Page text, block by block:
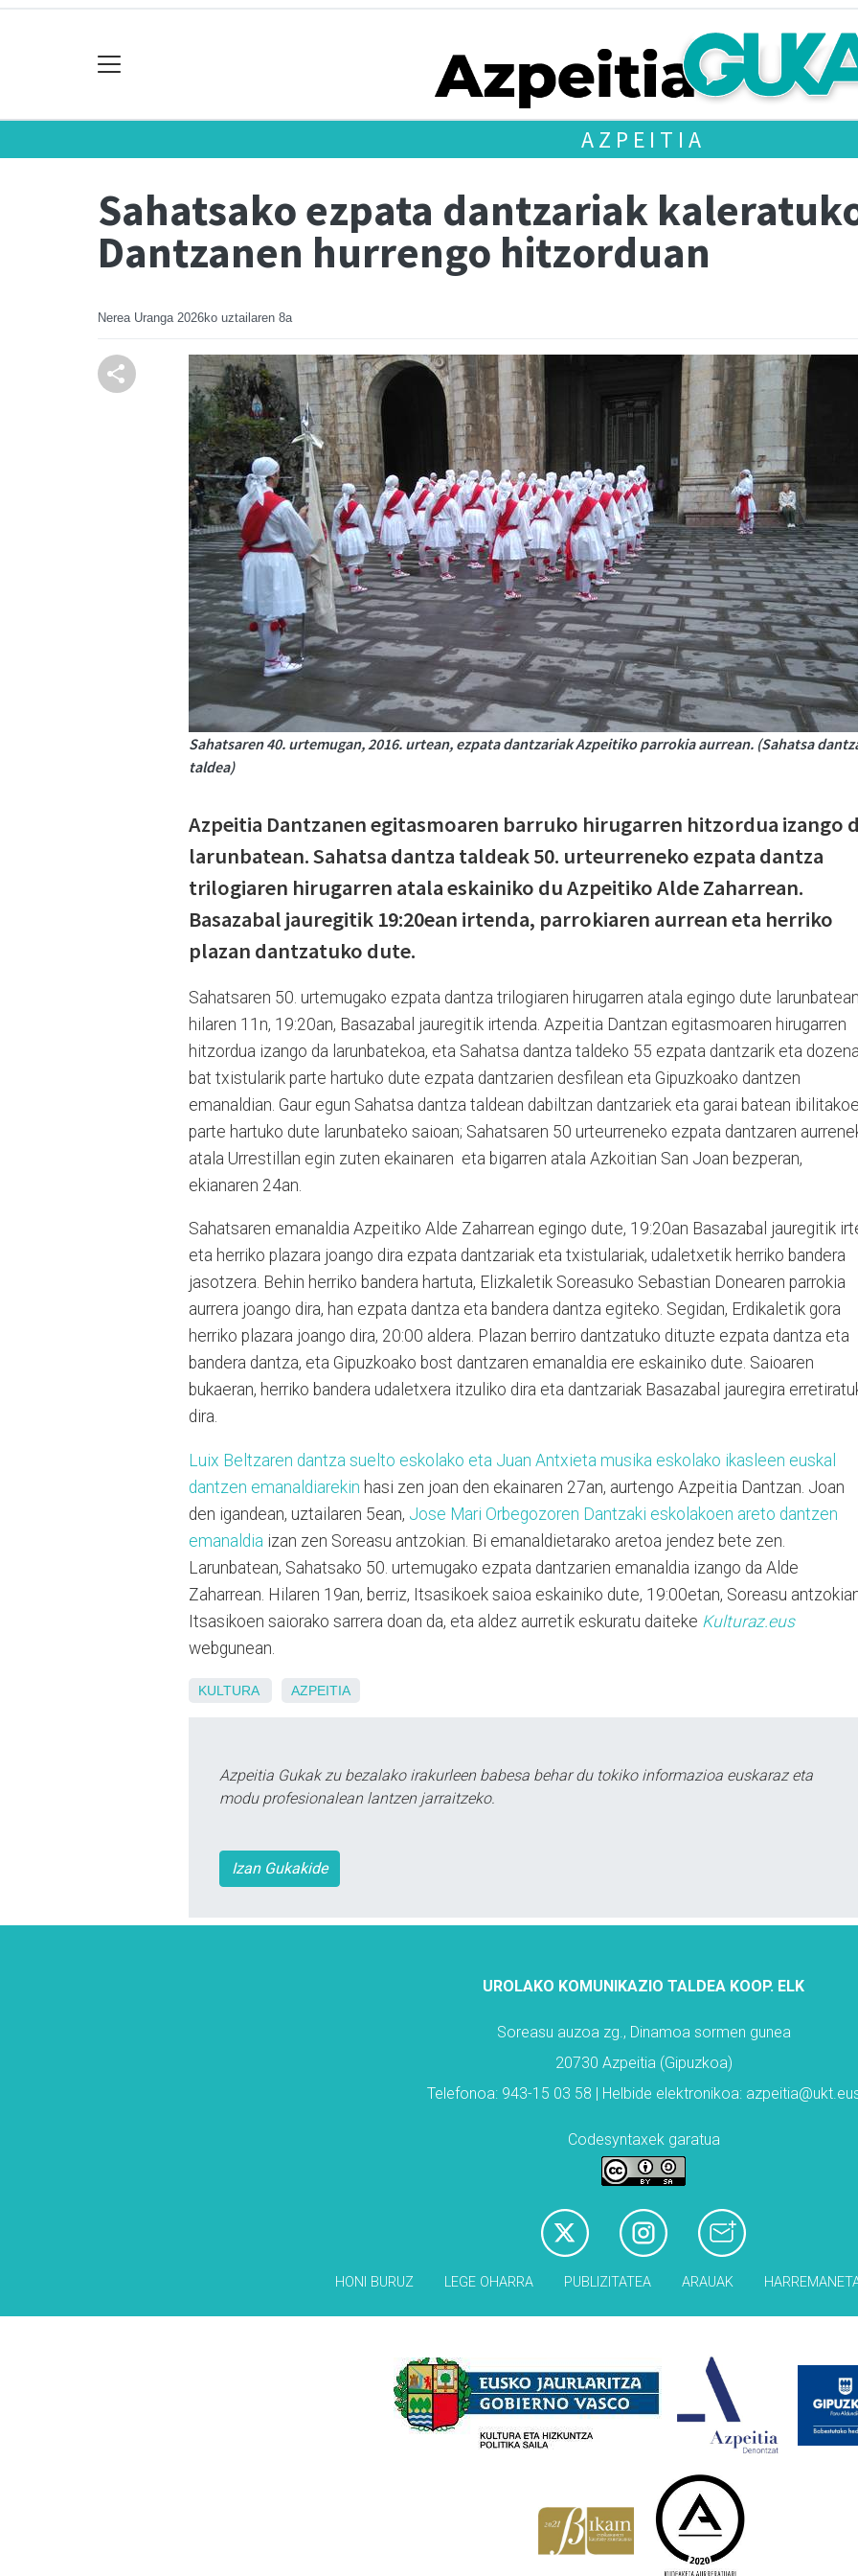
AZPEITIA
Sahatsako ezpata dantzariak
Dantzanen hurrengo hitzorduan
Nerea Uranga 2026ko uztailaren 8a
Sahatsaren 40. urtemugan, 2016. urtean, ezpata dantzariak Azpeitiko parrokia aurrean. (Sahatsa
taldea)
Azpeitia Dantzanen egitasmoaren barruko hirugarren hitzordua izango
larunbatean. Sahatsa dantza taldeak 50. urteurreneko ezpata dantza
trilogiaren hirugarren atala eskainiko du Azpeitiko Alde Zaharrean.
Basazabal jauregitik 19:20ean irtenda, parrokiaren aurrean eta herriko
plazan dantzatuko dute.
Sahatsaren 50. urtemugako ezpata dantza trilogiaren hirugarren atala egingo dute
hilaren 11n, 19:20an, Basazabal jauregitik irtenda. Azpeitia Dantzan egitasmoaren hirugarren
hitzordua izango da larunbatekoa, eta Sahatsa dantza taldeko 55 ezpata dantzarik eta
bat txistularik parte hartuko dute ezpata dantzarien desfilean eta Gipuzkoako dantzen
emanaldian. Gaur egun Sahatsa dantza taldean dabiltzan dantzariek eta garai batean
parte hartuko dute larunbateko saioan; Sahatsaren 50 urteurreneko ezpata dantzaren
atala Urrestillan egin zuten ekainaren eta bigarren atala Azkoitian San Joan bezperan,
ekianaren 24an.
Sahatsaren emanaldia Azpeitiko Alde Zaharrean egingo dute, 19:20an Basazabal jauregitik
eta herriko plazara joango dira ezpata dantzariak eta txistulariak, udaletxetik herriko bandera
jasotzera. Behin herriko bandera hartuta, Elizkaletik Soreasuko Sebastian Donearen parrokia
aurrera joango dira, han ezpata dantza eta bandera dantza egiteko. Segidan, Erdikaletik gora
herriko plazara joango dira, 20:00 aldera. Plazan berriro dantzatuko dituzte ezpata dantza eta
bandera dantza, eta Gipuzkoako bost dantzaren emanaldia ere eskainiko dute. Saioaren
bukaeran, herriko bandera udaletxera itzuliko dira eta dantzariak Basazabal jauregira
dira.
Luix Beltzaren dantza suelto eskolako eta Juan Antxieta musika eskolako ikasleen euskal
dantzen emanaldiarekin hasi zen joan den ekainaren 27an, aurtengo Azpeitia Dantzan. Joan
den igandean, uztailaren 5ean, Jose Mari Orbegozoren Dantzaki eskolakoen areto dantzen
emanaldia izan zen Soreasu antzokian. Bi emanaldietarako aretoa jendez bete zen.
Larunbatean, Sahatsako 50. urtemugako ezpata dantzarien emanaldia izango da Alde
Zaharrean. Hilaren 19an, berriz, Itsasikoek saioa eskainiko dute, 19:00etan, Soreasu
Itsasikoen saiorako sarrera doan da, eta aldez aurretik eskuratu daiteke Kulturaz.eus
webgunean.
KULTURA AZPEITIA
Azpeitia Gukak zu bezalako irakurleen babesa behar du tokiko informazioa euskaraz eta
modu profesionalean lantzen jarraitzeko.
Izan Gukakide
UROLAKO KOMUNIKAZIO TALDEA KOOP. ELK
Soreasu auzoa zg., Dinamoa sormen gunea
20730 Azpeitia (Gipuzkoa)
Telefonoa: 943-15 03 58 | Helbide elektronikoa:
Codesyntaxek garatua
HONI BURUZ LEGE OHARRA PUBLIZITATEA ARAUAK